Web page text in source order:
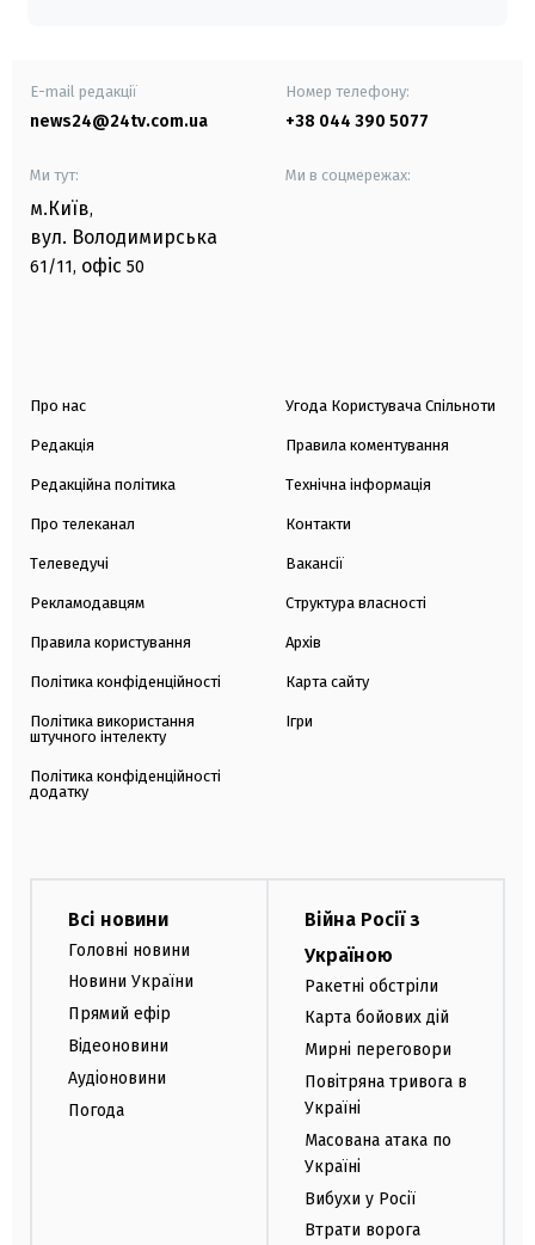
E-mail редакції
news24@24tv.com.ua
Номер телефону:
+38 044 390 5077
Ми тут:
м.Київ,
вул. Володимирська
61/11, офіс 50
Ми в соцмережах:
Про нас
Редакція
Редакційна політика
Про телеканал
Телеведучі
Рекламодавцям
Правила користування
Політика конфіденційності
Політика використання
штучного інтелекту
Політика конфіденційності
додатку
Угода Користувача Спільноти
Правила коментування
Технічна інформація
Контакти
Вакансії
Структура власності
Архів
Карта сайту
Ігри
Всі новини
Головні новини
Новини України
Прямий ефір
Відеоновини
Аудіоновини
Погода
Війна Росії з
Україною
Ракетні обстріли
Карта бойових дій
Мирні переговори
Повітряна тривога в
Україні
Масована атака по
Україні
Вибухи у Росії
Втрати ворога